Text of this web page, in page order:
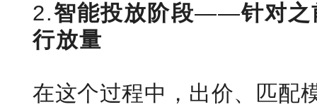
2.智能投放阶段——针对
行放量
在这个过程中，出价、匹配